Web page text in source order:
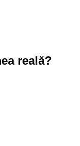
reală?